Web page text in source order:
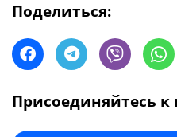
Поделиться:
Присоединяйтесь к